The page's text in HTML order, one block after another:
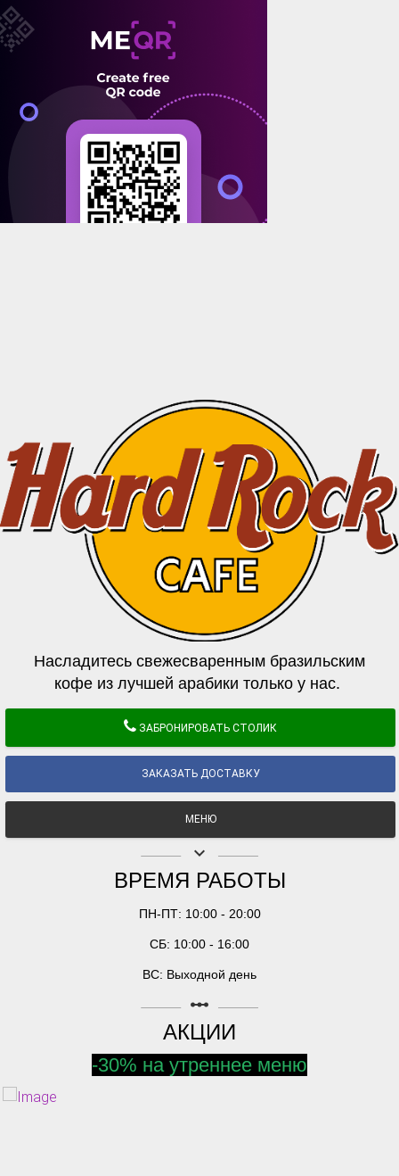
Насладитесь свежесваренным бразильским
кофе из лучшей арабики только у нас.
ЗАБРОНИРОВАТЬ СТОЛИК
ЗАКАЗАТЬ ДОСТАВКУ
МЕНЮ
keyboard_arrow_down
ВРЕМЯ РАБОТЫ
ПН-ПТ: 10:00 - 20:00
СБ: 10:00 - 16:00
ВС: Выходной день
linear_scale
АКЦИИ
-30% на утреннее меню